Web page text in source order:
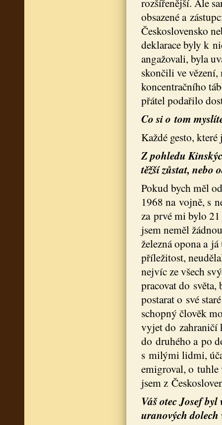
obsazené a
Československo
deklarace byly k
angažovali, byla
skončili ve
koncentračního
přátel podařilo
Co si o tom
Každé gesto,
Z pohledu
těžší zůstat, nebo
Pokud bych měl
1968 na vojně, s
za prvé mi bylo
jsem neměl
železná opona a
příležitost,
nejvíc ze všech
pracovat do
postarat o své
schopný člověk
vyjet do zahraničí
do druhého a po
s milými lidmi,
emigroval, o tuhle
jsem z
Váš otec Josef
uranových dolech